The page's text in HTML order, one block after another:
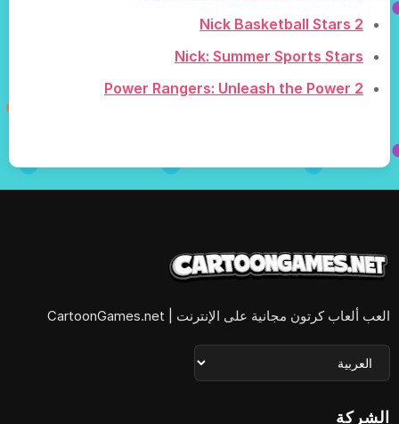
Nick Basketball Stars 2
Nick: Summer Sports Stars
Power Rangers: Unleash the Power 2
العب ألعاب كرتون مجانية على الإنترنت | CartoonGames.net
الشركة